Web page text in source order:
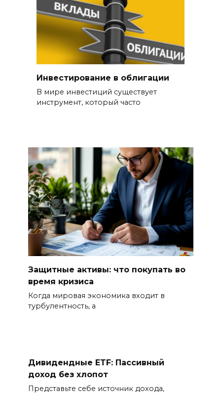
Инвестирование в облигации
В мире инвестиций существует
инструмент, который часто
Защитные активы: что покупать во
время кризиса
Когда мировая экономика входит в
турбулентность, а
Дивидендные ETF: Пассивный
доход без хлопот
Представьте себе источник дохода,